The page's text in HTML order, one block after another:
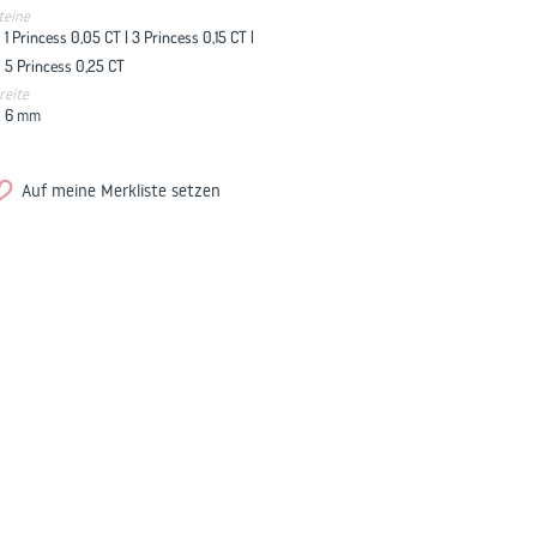
1 Princess 0,05 CT | 3 Princess 0,15 CT |
5 Princess 0,25 CT
6 mm
Auf meine Merkliste setzen